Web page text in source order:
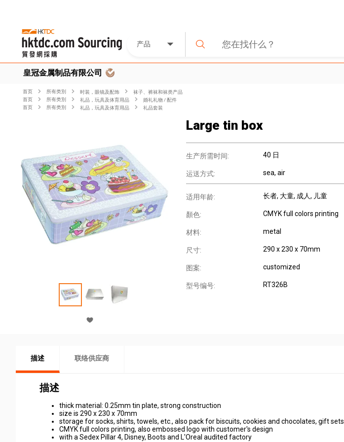
产品
皇冠金属制品有限公司
首页 所有类別 时装，眼镜及配饰
袜子、裤袜和袜类产品
首页
所有类別 礼品，玩具及体育用品
婚礼礼物 / 配件
首页
所有类別 礼品，玩具及体育用品 礼品套装
Large tin box
生产所需时间: 40 日
运送方式: sea, air
适用年龄: 长者, 大童, 成人, 儿童
顏色: CMYK full colors printing
材料: metal
尺寸: 290 x 230 x 70mm
图案: customized
型号编号: RT326B
描述 联络供应商
描述
thick material: 0.25mm tin plate, strong construction
size is 290 x 230 x 70mm
storage for socks, shirts, towels, etc., also pack for biscuits, cookies and chocolates, gift sets
CMYK full colors printing, also embossed logo with customer's design
with a Sedex Pillar 4, Disney, Boots and L'Oreal audited factory